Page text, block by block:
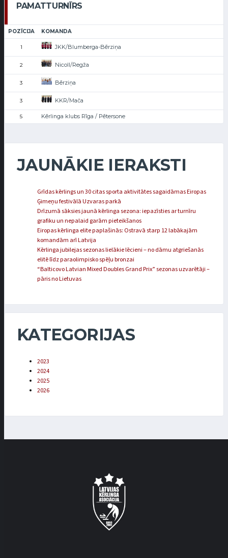
PAMATTURNĪRS
POZĪCIJA KOMANDA
1 JKK/Blumberga-Bērziņa
2 Nicoll/Regža
3 Bērziņa
3 KKR/Mača
5 Kērlinga klubs Rīga / Pētersone
JAUNĀKIE IERAKSTI
Grīdas kērlings un 30 citas sporta aktivitātes sagaidāmas Eiropas
Ģimeņu festivālā Uzvaras parkā
Drīzumā sāksies jaunā kērlinga sezona: iepazīsties ar turnīru
grafiku un nepalaid garām pieteikšanos
Eiropas kērlinga elite paplašinās: Ostravā starp 12 labākajām
komandām arī Latvija
Kērlinga jubilejas sezonas lielākie lēcieni – no dāmu atgriešanās
elitē līdz paraolimpisko spēļu bronzai
“Balticovo Latvian Mixed Doubles Grand Prix” sezonas uzvarētāji –
pāris no Lietuvas
KATEGORIJAS
2023
2024
2025
2026